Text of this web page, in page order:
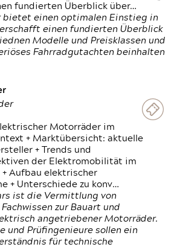
fundierten Überblick über…
bietet einen optimalen Einstieg in
einen fundierten Überblick
Modelle und Preisklassen und
Fahrradgutachten beinhalten
Motorräder im
+ Marktübersicht: aktuelle
+ Trends und
der Elektromobilität im
Aufbau elektrischer
+ Unterschiede zu konv…
ist die Vermittlung von
zur Bauart und
angetriebener Motorräder.
und Prüfingenieure sollen ein
für technische